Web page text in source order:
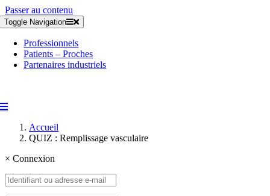
Passer au contenu
Toggle Navigation
Professionnels
Patients – Proches
Partenaires industriels
Accueil
QUIZ : Remplissage vasculaire
× Connexion